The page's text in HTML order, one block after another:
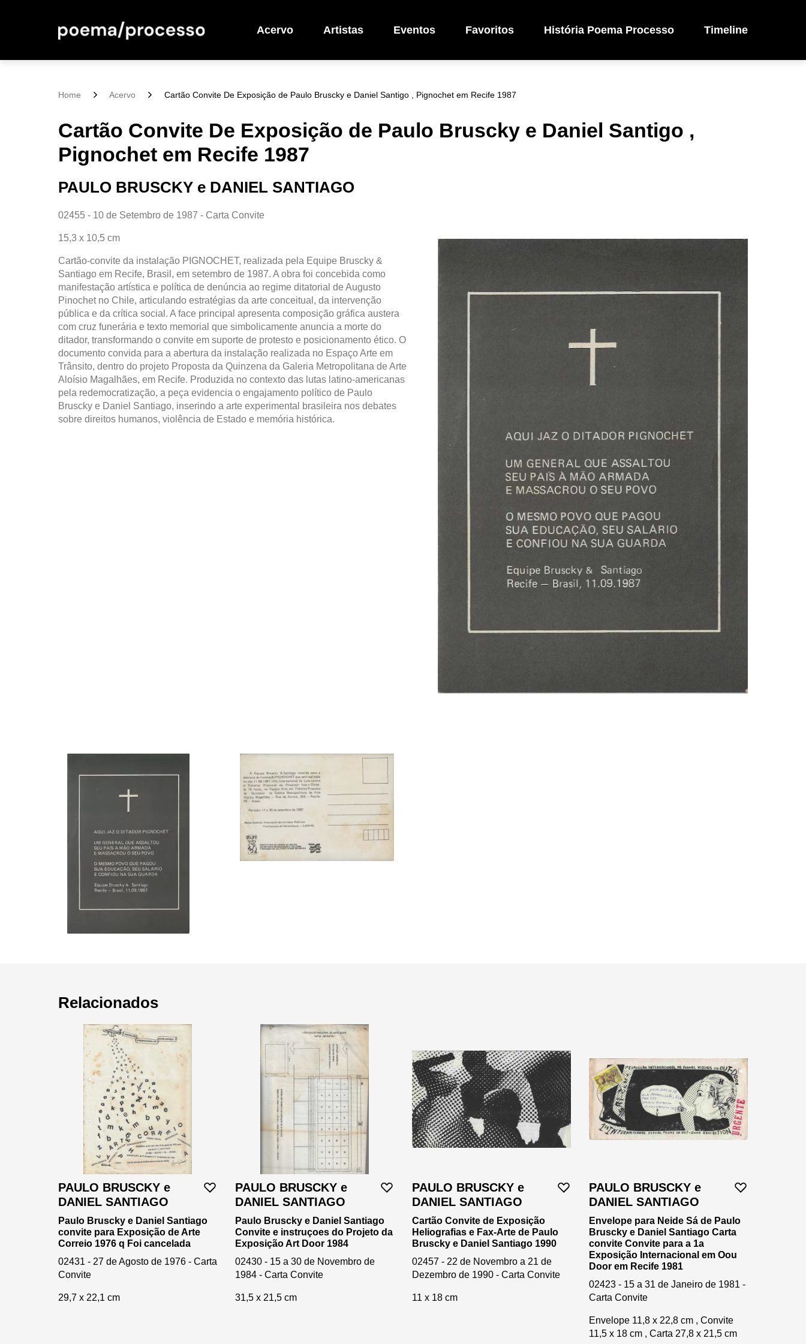
Acervo Artistas Eventos Favoritos História Poema Processo Timeline
Home Acervo Cartão Convite De Exposição de Paulo Bruscky e Daniel Santigo , Pignochet em Recife 1987
Cartão Convite De Exposição de Paulo Bruscky e Daniel Santigo ,
Pignochet em Recife 1987
PAULO BRUSCKY e DANIEL SANTIAGO
02455 - 10 de Setembro de 1987 - Carta Convite
15,3 x 10,5 cm
Cartão-convite da instalação PIGNOCHET, realizada pela Equipe Bruscky &
Santiago em Recife, Brasil, em setembro de 1987. A obra foi concebida como
manifestação artística e política de denúncia ao regime ditatorial de Augusto
Pinochet no Chile, articulando estratégias da arte conceitual, da intervenção
pública e da crítica social. A face principal apresenta composição gráfica austera
com cruz funerária e texto memorial que simbolicamente anuncia a morte do
ditador, transformando o convite em suporte de protesto e posicionamento ético. O
documento convida para a abertura da instalação realizada no Espaço Arte em
Trânsito, dentro do projeto Proposta da Quinzena da Galeria Metropolitana de Arte
Aloísio Magalhães, em Recife. Produzida no contexto das lutas latino-americanas
pela redemocratização, a peça evidencia o engajamento político de Paulo
Bruscky e Daniel Santiago, inserindo a arte experimental brasileira nos debates
sobre direitos humanos, violência de Estado e memória histórica.
Relacionados
PAULO BRUSCKY e
DANIEL SANTIAGO
Paulo Bruscky e Daniel Santiago
convite para Exposição de Arte
Correio 1976 q Foi cancelada
02431 - 27 de Agosto de 1976 - Carta
Convite
29,7 x 22,1 cm
PAULO BRUSCKY e
DANIEL SANTIAGO
Paulo Bruscky e Daniel Santiago
Convite e instruçoes do Projeto da
Exposição Art Door 1984
02430 - 15 a 30 de Novembro de
1984 - Carta Convite
31,5 x 21,5 cm
PAULO BRUSCKY e
DANIEL SANTIAGO
Cartão Convite de Exposição
Heliografias e Fax-Arte de Paulo
Bruscky e Daniel Santiago 1990
02457 - 22 de Novembro a 21 de
Dezembro de 1990 - Carta Convite
11 x 18 cm
PAULO BRUSCKY e
DANIEL SANTIAGO
Envelope para Neide Sá de Paulo
Bruscky e Daniel Santiago Carta
convite Convite para a 1a
Exposição Internacional em Oou
Door em Recife 1981
02423 - 15 a 31 de Janeiro de 1981 -
Carta Convite
Envelope 11,8 x 22,8 cm , Convite
11,5 x 18 cm , Carta 27,8 x 21,5 cm